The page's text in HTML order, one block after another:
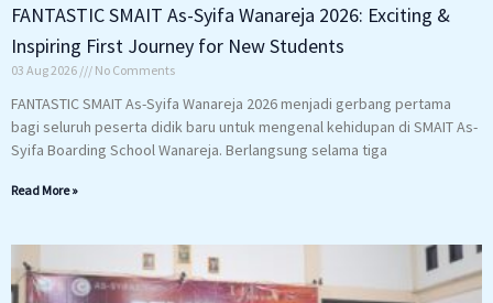
FANTASTIC SMAIT As-Syifa Wanareja 2026: Exciting &
Inspiring First Journey for New Students
03 Aug 2026 No Comments
FANTASTIC SMAIT As-Syifa Wanareja 2026 menjadi gerbang pertama
bagi seluruh peserta didik baru untuk mengenal kehidupan di SMAIT As-
Syifa Boarding School Wanareja. Berlangsung selama tiga
Read More »